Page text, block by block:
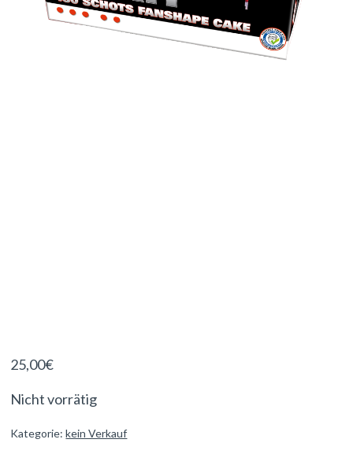
25,00€
Nicht vorrätig
Kategorie:kein Verkauf